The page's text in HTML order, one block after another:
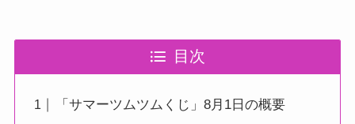
目次
「サマーツムツムくじ」8月1日の概要